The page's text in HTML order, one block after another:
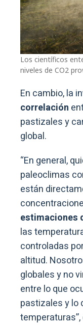
Los científicos
niveles de CO2
En cambio, la
correlación
pastizales y
global.
“En general,
paleoclimas
están
estimaciones
las
controladas
altitud.
globales y no
entre lo que
pastizales y lo